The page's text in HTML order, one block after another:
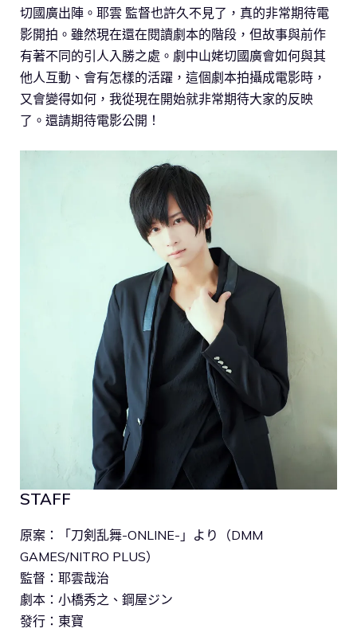
切國廣出陣。耶雲 監督也許久不見了，真的非常期待電
影開拍。雖然現在還在閱讀劇本的階段，但故事與前作
有著不同的引人入勝之處。劇中山姥切國廣會如何與其
他人互動、會有怎樣的活躍，這個劇本拍攝成電影時，
又會變得如何，我從現在開始就非常期待大家的反映
了。還請期待電影公開！
STAFF
原案：「刀剣乱舞-ONLINE-」より（DMM
GAMES/NITRO PLUS）
監督：耶雲哉治
劇本：小橋秀之、鋼屋ジン
發行：東寶